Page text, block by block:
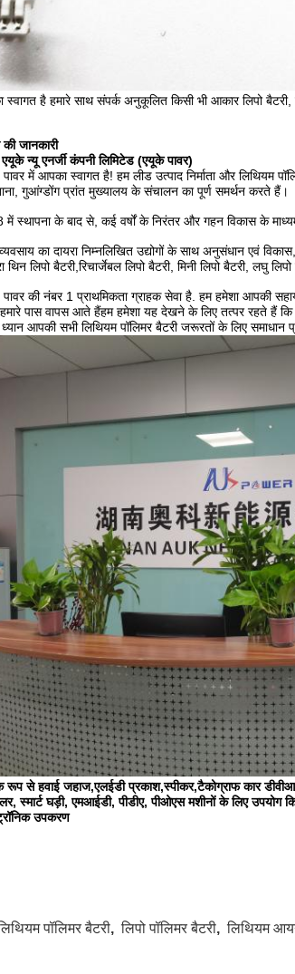
स्वागत है हमारे साथ संपर्क अनुकूलित किसी भी आकार लिपो
जानकारी
न्यू एनर्जी कंपनी लिमिटेड (एयूके पावर)
में आपका स्वागत है! हम लीड उत्पाद निर्माता और लिथियम
गुआंग्डोंग प्रांत मुख्यालय के संचालन का पूर्ण समर्थन करते हैं।
में स्थापना के बाद से, कई वर्षों के निरंतर और गहन विकास के
का दायरा निम्नलिखित उद्योगों के साथ अनुसंधान एवं
थिन लिपो बैटरी,रिचार्जेबल लिपो बैटरी, मिनी लिपो बैटरी, लघु
की नंबर 1 प्राथमिकता ग्राहक सेवा है. हम हमेशा आपकी
पास वापस आते हैंहम हमेशा यह देखने के लिए तत्पर रहते हैं
ध्यान आपकी सभी लिथियम पॉलिमर बैटरी जरूरतों के लिए समाधान
रूप से हवाई जहाज,एलईडी प्रकाश,स्पीकर,टैकोग्राफ कार
स्मार्ट घड़ी, एमआईडी, पीडीए, पीओएस मशीनों के लिए
उपकरण
पॉलिमर बैटरी,लिपो पॉलिमर बैटरी,लिथियम